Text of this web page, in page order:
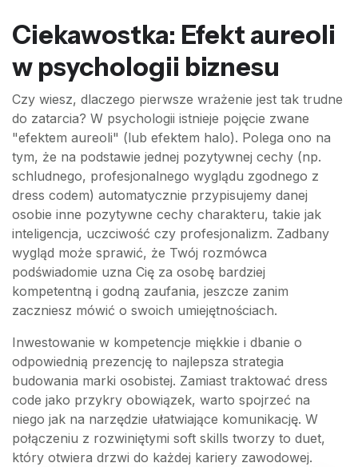
Ciekawostka: Efekt aureoli
w psychologii biznesu
Czy wiesz, dlaczego pierwsze wrażenie jest tak trudne
do zatarcia? W psychologii istnieje pojęcie zwane
"efektem aureoli" (lub efektem halo). Polega ono na
tym, że na podstawie jednej pozytywnej cechy (np.
schludnego, profesjonalnego wyglądu zgodnego z
dress codem) automatycznie przypisujemy danej
osobie inne pozytywne cechy charakteru, takie jak
inteligencja, uczciwość czy profesjonalizm. Zadbany
wygląd może sprawić, że Twój rozmówca
podświadomie uzna Cię za osobę bardziej
kompetentną i godną zaufania, jeszcze zanim
zaczniesz mówić o swoich umiejętnościach.
Inwestowanie w kompetencje miękkie i dbanie o
odpowiednią prezencję to najlepsza strategia
budowania marki osobistej. Zamiast traktować dress
code jako przykry obowiązek, warto spojrzeć na
niego jak na narzędzie ułatwiające komunikację. W
połączeniu z rozwiniętymi soft skills tworzy to duet,
który otwiera drzwi do każdej kariery zawodowej.